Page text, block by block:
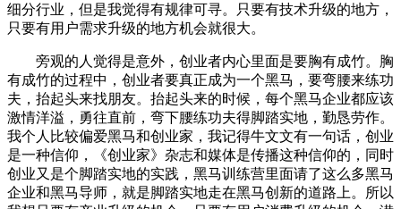
细分行业，但是我觉得有规律可寻。只要有技术升级的地方，
只要有用户需求升级的地方机会就很大。
旁观的人觉得是意外，创业者内心里面是要胸有成竹。胸
有成竹的过程中，创业者要真正成为一个黑马，要弯腰来练功
夫，抬起头来找朋友。抬起头来的时候，每个黑马企业都应该
激情洋溢，勇往直前，弯下腰练功夫得脚踏实地，勤恳劳作。
我个人比较偏爱黑马和创业家，我记得牛文文有一句话，创业
是一种信仰，《创业家》杂志和媒体是传播这种信仰的，同时
创业又是个脚踏实地的实践，黑马训练营里面请了这么多黑马
企业和黑马导师，就是脚踏实地走在黑马创新的道路上。所以